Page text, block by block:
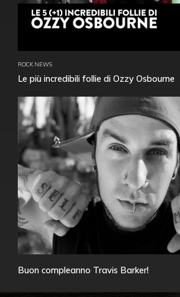
ROCK NEWS
Le più incredibili follie di Ozzy Osbourne
Buon compleanno Travis Barker!